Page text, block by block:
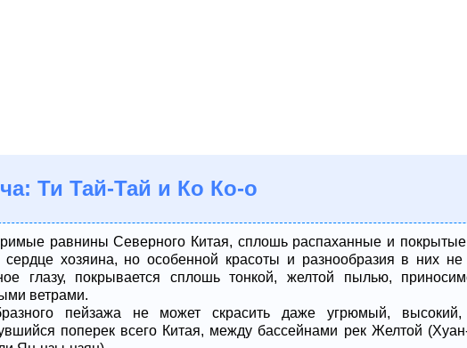
Ти Тай-Тай и Ко Ко-о
равнины Северного Китая, сплошь распаханные и
сердце хозяина, но особенной красоты и разнообразия в них
глазу, покрывается сплошь тонкой, желтой пылью,
ветрами.
пейзажа не может скрасить даже угрюмый,
поперек всего Китая, между бассейнами рек Желтой